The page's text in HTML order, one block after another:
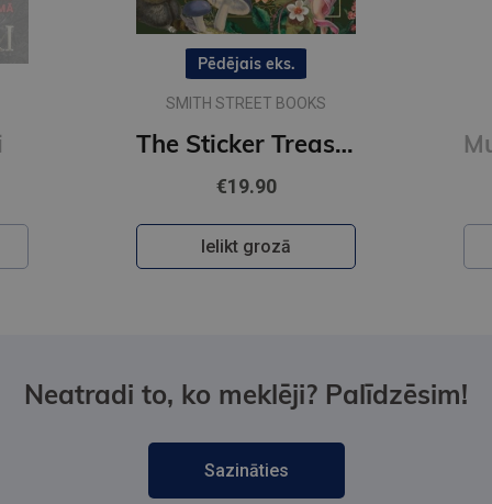
Pēdējais eks.
SMITH STREET BOOKS
The Sticker Treasury of Woodland Adventures : An eclectic book of stickers for journaling, collaging
€19.90
Ielikt grozā
Neatradi to, ko meklēji? Palīdzēsim!
Sazināties